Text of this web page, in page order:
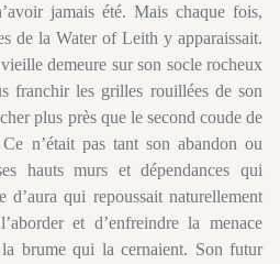
jamais été. Mais chaque fois,
de la Water of Leith y apparaissait.
demeure sur son socle rocheux
franchir les grilles rouillées de son
plus près que le second coude de
n’était pas tant son abandon ou
hauts murs et dépendances qui
d’aura qui repoussait naturellement
et d’enfreindre la menace
brume qui la cernaient. Son futur